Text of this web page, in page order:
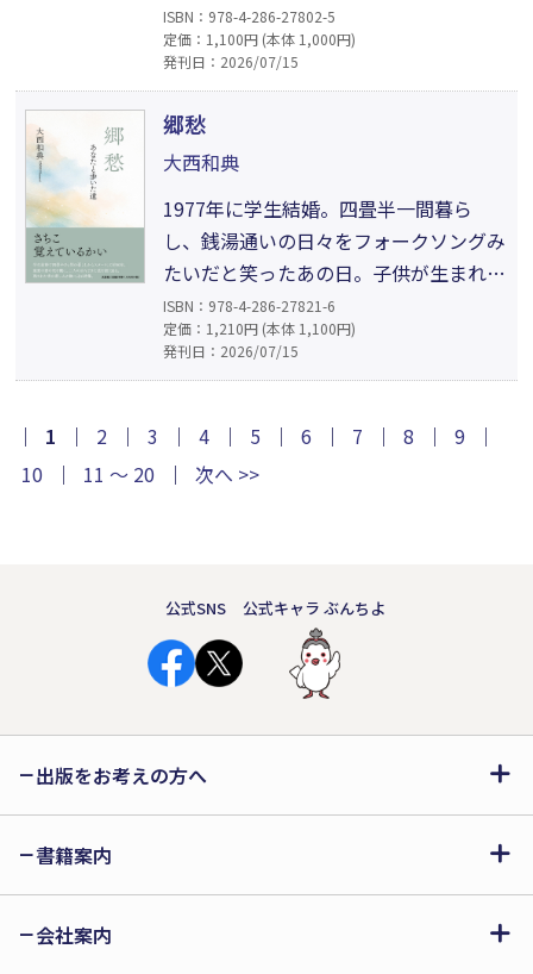
い夜に この詩を読んで」少しだけ疲れ
た夜。少しだけ持て余した感情。読めば
救われる、とは言えない。読んでもコン
ビニエントな癒しは手に入らないけれ
ど、気分に任せてページを開けば、重な
り合う一篇が、きっとある。自分と向き
合う時間のための詩集。
ISBN：978-4-286-27802-5
定価：1,100円 (本体 1,000円)
発刊日：2026/07/15
郷愁
大西和典
1977年に学生結婚。四畳半一間暮ら
し、銭湯通いの日々をフォークソングみ
たいだと笑ったあの日。子供が生まれ、
貧しいながらも幸せだった日々。月日が
流れ、子供は巣立ち、孫もだいぶ大きく
なった。そんな折、突然の妻との別れ
の歩んできた道を振り返り、そして少し
ずつ時を重ね、日常を取り戻してゆく
ISBN：978-4-286-27821-6
定価：1,210円 (本体 1,100円)
発刊日：2026/07/15
｜ 1 ｜ 2 ｜ 3 ｜ 4 ｜ 5 ｜ 6 ｜ 7 ｜ 8 ｜ 9
｜
10
｜ 11 ～ 20 ｜ 次へ >>
公式SNS 公式キャラ ぶんちよ
出版をお考えの方へ
書籍案内
会社案内